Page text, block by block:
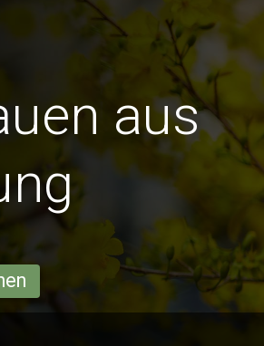
aus